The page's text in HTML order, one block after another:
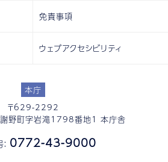
本庁
〒629-2292
野町字岩滝1798番地1 本庁舎
0772-43-9000
免責事項
ウェブアクセシビリティ